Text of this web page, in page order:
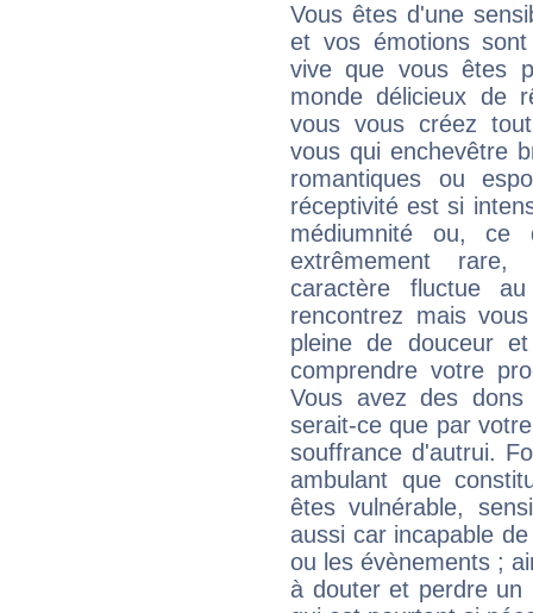
Vous êtes d'une
et vos émotions
vive que vous êtes
monde délicieux de
vous vous créez
vous qui enchevêtre
romantiques ou
réceptivité est si
médiumnité ou,
extrêmement
caractère fluctue
rencontrez mais
pleine de douceur
comprendre votre
Vous avez des
serait-ce que par
souffrance d'autrui.
ambulant que
êtes vulnérable,
aussi car incapable
ou les évènements ;
à douter et perdre un